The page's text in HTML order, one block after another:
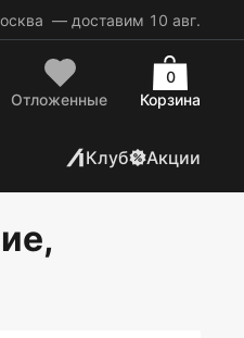
— доставим 10 авг.
Отложенные Корзина
0
Клуб Акции